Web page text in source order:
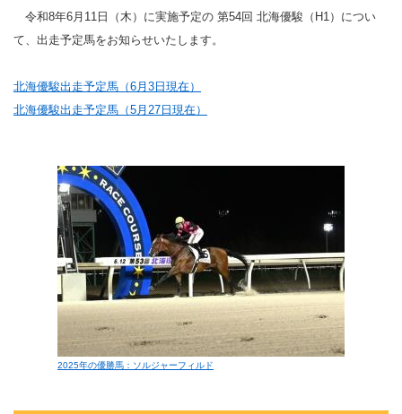
令和8年6月11日（木）に実施予定の 第54回 北海優駿（H1）につい
て、出走予定馬をお知らせいたします。
北海優駿出走予定馬（6月3日現在）
北海優駿出走予定馬（5月27日現在）
2025年の優勝馬：ソルジャーフィルド